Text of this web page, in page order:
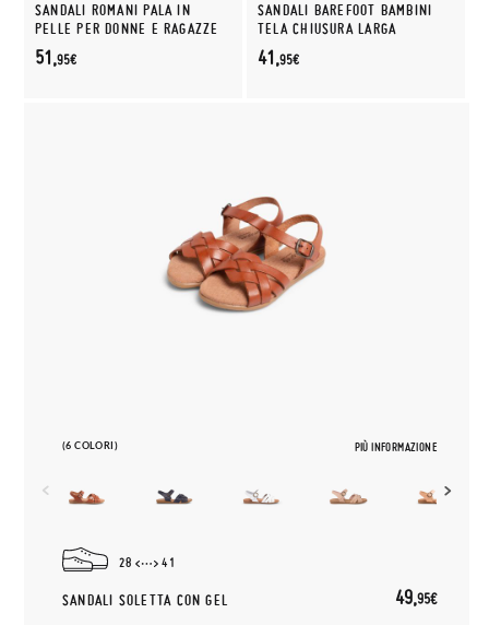
SANDALI ROMANI PALA IN
PELLE PER DONNE E RAGAZZE
51,95€
SANDALI BAREFOOT BAMBINI
TELA CHIUSURA LARGA
41,95€
(6 COLORI) PIÙ INFORMAZIONE
28 41
SANDALI SOLETTA CON GEL 49,95€